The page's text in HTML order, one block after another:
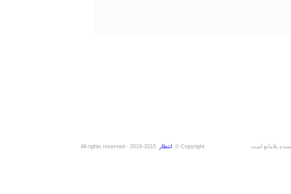
بلامانع است Copyright © انتظار